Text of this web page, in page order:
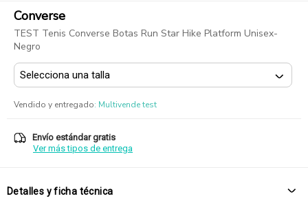
Converse
TEST Tenis Converse Botas Run Star Hike Platform Unisex-
Negro
Vendido y entregado: Multivende test
Envío estándar gratis
Ver más tipos de entrega
Detalles y ficha técnica